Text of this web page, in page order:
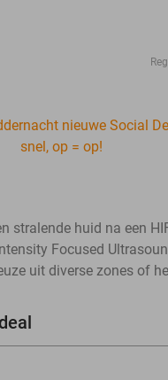
nieuwe Social
snel, op = op!
stralende huid na een
Focused
uit diverse zones of